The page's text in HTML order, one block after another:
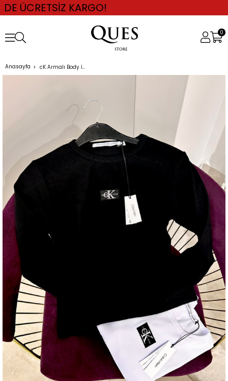
KARGO!
0
Anasayfa cK Armalı Body İçlik SİYAH